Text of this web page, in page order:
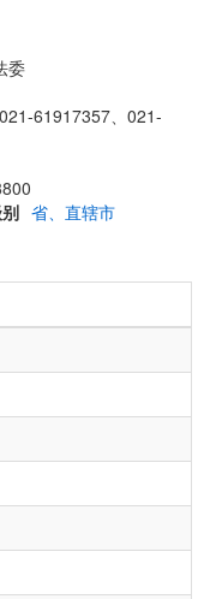
委
61917357、021-
省、直辖市